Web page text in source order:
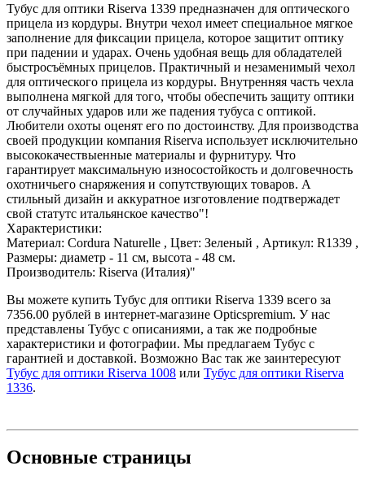
Тубус для оптики Riserva 1339 предназначен для оптического
прицела из кордуры. Внутри чехол имеет специальное мягкое
заполнение для фиксации прицела, которое защитит оптику
при падении и ударах. Очень удобная вещь для обладателей
быстросъёмных прицелов. Практичный и незаменимый чехол
для оптического прицела из кордуры. Внутренняя часть чехла
выполнена мягкой для того, чтобы обеспечить защиту оптики
от случайных ударов или же падения тубуса с оптикой.
Любители охоты оценят его по достоинству. Для производства
своей продукции компания Riserva использует исключительно
высококачествыенные материалы и фурнитуру. Что
гарантирует максимальную износостойкость и долговечность
охотничьего снаряжения и сопутствующих товаров. А
стильный дизайн и аккуратное изготовление подтвержадет
свой статутс итальянское качество"!
Характеристики:
Материал: Cordura Naturelle , Цвет: Зеленый , Артикул: R1339 ,
Размеры: диаметр - 11 см, высота - 48 см.
Производитель: Riserva (Италия)"
Вы можете купить Тубус для оптики Riserva 1339 всего за
7356.00 рублей в интернет-магазине Opticspremium. У нас
представлены Тубус с описаниями, а так же подробные
характеристики и фотографии. Мы предлагаем Тубус с
гарантией и доставкой. Возможно Вас так же заинтересуют
Тубус для оптики Riserva 1008 или Тубус для оптики Riserva
1336.
Основные страницы